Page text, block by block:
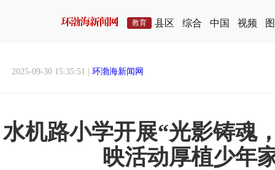
教育 县区 综合 中国 视频
2025-09-30 15:35:51 | 环渤海新闻网
水机路小学开展“光影铸魂
映活动厚植少年